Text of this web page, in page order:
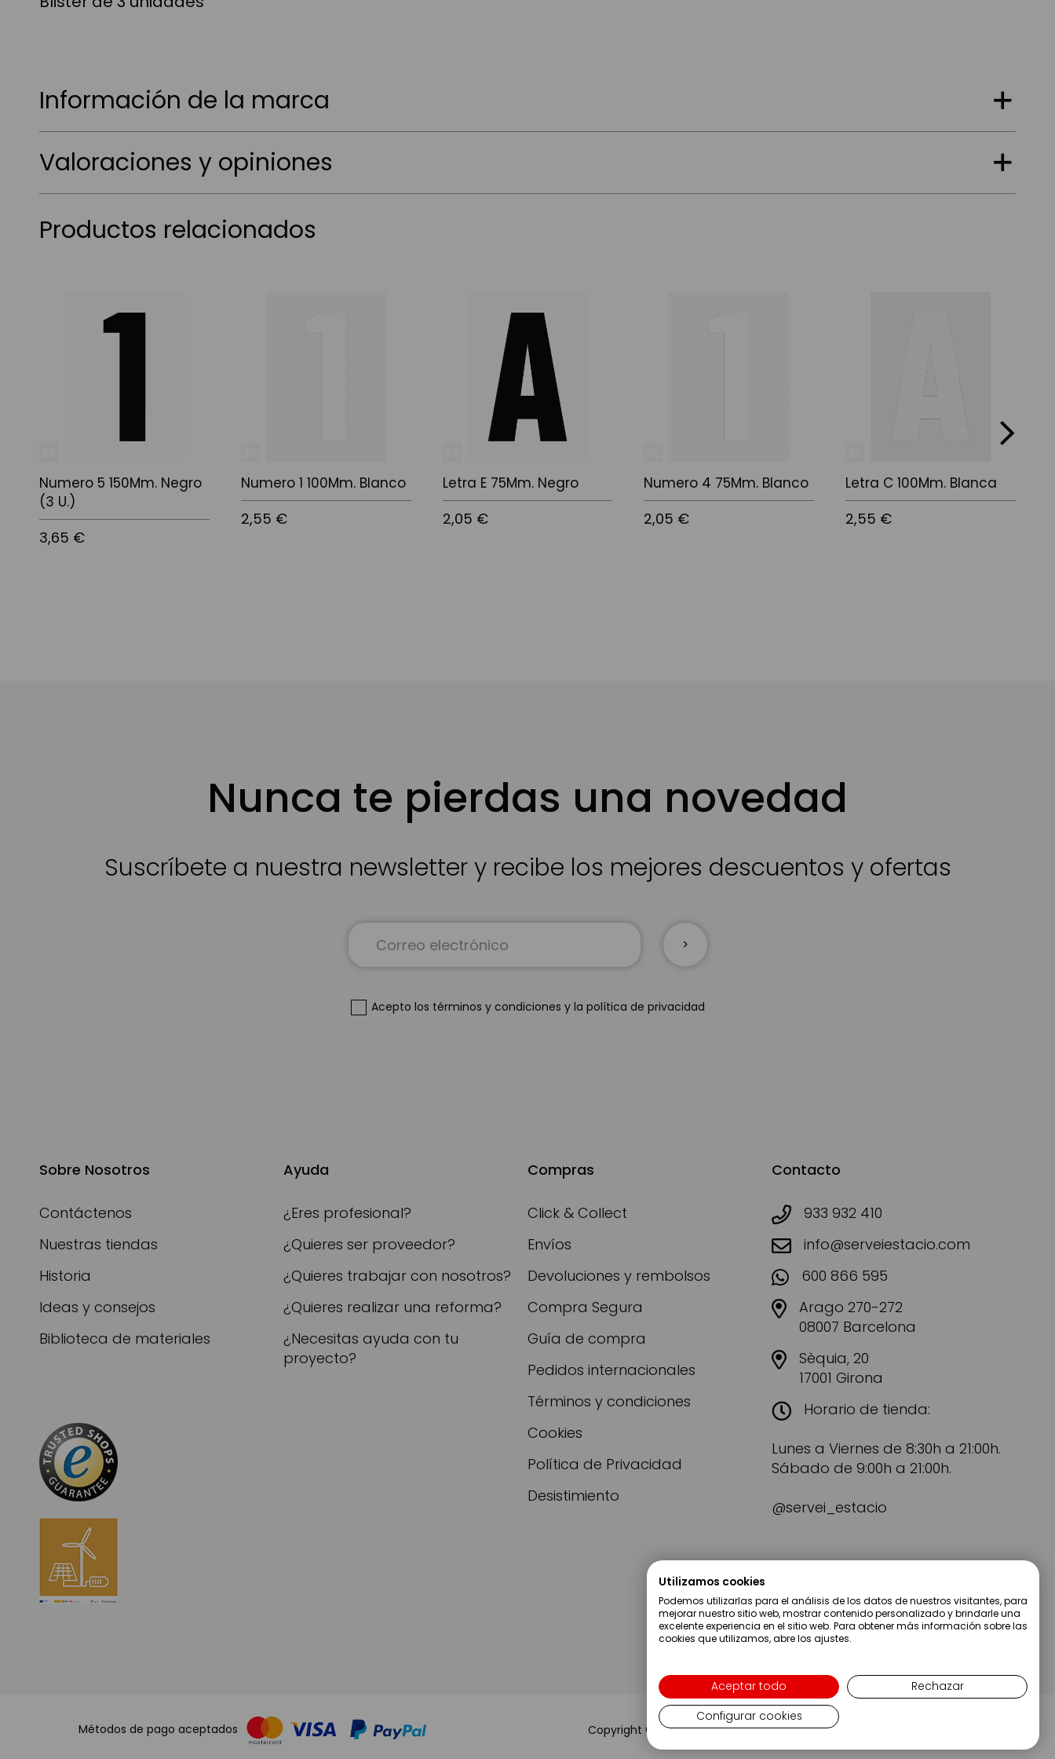
Información de la marca
Valoraciones y opiniones
Productos relacionados
Numero 5 150Mm. Negro
(3 U.)
3,65 €
Numero 1 100Mm. Blanco
2,55 €
Letra E 75Mm. Negro
2,05 €
Numero 4 75Mm. Blanco
2,05 €
Letra C 100Mm. Blanca
2,55 €
Nunca te pierdas una novedad
Suscríbete a nuestra newsletter y recibe los mejores descuentos y ofertas
a
noticias:
Acepto los términos y condiciones y la política de privacidad
Sobre Nosotros
Contáctenos
Nuestras tiendas
Historia
Ideas y consejos
Biblioteca de materiales
Ayuda
¿Eres profesional?
¿Quieres ser proveedor?
¿Quieres trabajar con nosotros?
¿Quieres realizar una reforma?
¿Necesitas ayuda con tu
proyecto?
Compras
Click & Collect
Envíos
Devoluciones y rembolsos
Compra Segura
Guía de compra
Pedidos internacionales
Términos y condiciones
Cookies
Política de Privacidad
Desistimiento
Contacto
933 932 410
info@serveiestacio.com
600 866 595
Arago 270-272
08007 Barcelona
Sèquia, 20
17001 Girona
Horario de tienda:
Lunes a Viernes de 8:30h a 21:00h.
Sábado de 9:00h a 21:00h.
@servei_estacio
Métodos de pago aceptados Copyright ©2019 Servei Estació S.A - Web desarrollada por Metódica.co
Utilizamos cookies
Podemos utilizarlas para el análisis de los datos de nuestros visitantes, para
mejorar nuestro sitio web, mostrar contenido personalizado y brindarle una
excelente experiencia en el sitio web. Para obtener más información sobre las
cookies que utilizamos, abre los ajustes.
Aceptar todo
Rechazar
Configurar cookies